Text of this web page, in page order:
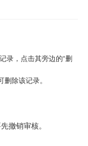
录，点击其旁边的“删
删除该记录。
撤销审核。